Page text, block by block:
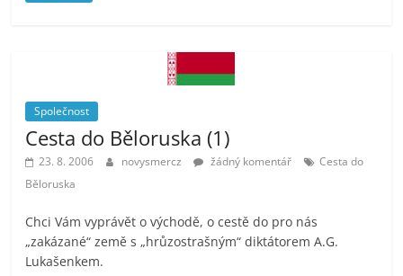
Společnost
Cesta do Běloruska (1)
23. 8. 2006 novysmercz žádný komentář
Cesta do
Běloruska
Chci Vám vyprávět o východě, o cestě do pro nás
„zakázané“ země s „hrůzostrašným“ diktátorem A.G.
Lukašenkem.